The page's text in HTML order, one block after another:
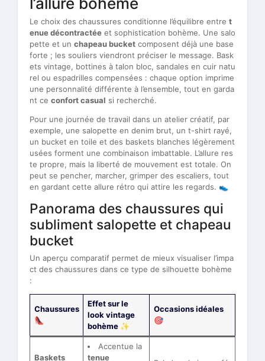
Le choix des chaussures conditionne l’équilibre entre t
enue décontractée et sophistication bohème. Une salo
pette et un chapeau bucket composent déjà une base
forte ; les souliers viendront préciser le message. Bask
ets vintage, bottines à talon bloc, sandales en cuir natu
rel ou espadrilles compensées : chaque option imprime
une personnalité différente à l’ensemble, tout en garda
nt ce confort casual si recherché.
Pour une journée de travail dans un atelier créatif, par
exemple, une salopette en denim brut, un t-shirt rayé,
un bucket en toile et des baskets blanches légèrement
usées forment une combinaison imbattable. L’allure res
te propre, mais la liberté de mouvement est totale. On
peut se pencher, marcher, grimper des escaliers, tout
en gardant cette allure rétro qui attire les regards. 👟
Panorama des chaussures qui
subliment salopette et chapeau
bucket
Un aperçu comparatif permet de mieux visualiser l’impa
ct des chaussures dans ce type de silhouette bohème
:
Chaussures
👠
Effet sur le
look vintage
bohème ✨
Occasions idéales
🎯
Baskets
Accentue la
tenue